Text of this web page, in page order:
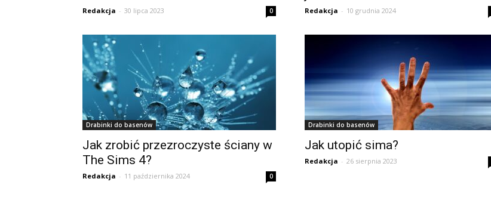
Redakcja - 30 lipca 2023 0 Redakcja - 10 grudnia 2024
Drabinki do basenów
Jak zrobić przezroczyste ściany w
The Sims 4?
Redakcja - 11 października 2024 0
Drabinki do basenów
Jak utopić sima?
Redakcja - 26 sierpnia 2023